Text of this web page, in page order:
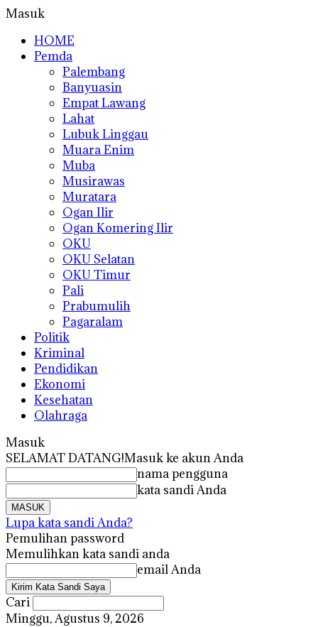
Masuk
HOME
Pemda
Palembang
Banyuasin
Empat Lawang
Lahat
Lubuk Linggau
Muara Enim
Muba
Musirawas
Muratara
Ogan Ilir
Ogan Komering Ilir
OKU
OKU Selatan
OKU Timur
Pali
Prabumulih
Pagaralam
Politik
Kriminal
Pendidikan
Ekonomi
Kesehatan
Olahraga
Masuk
SELAMAT DATANG!Masuk ke akun Anda
nama pengguna
kata sandi Anda
Lupa kata sandi Anda?
Pemulihan password
Memulihkan kata sandi anda
email Anda
Cari
Minggu, Agustus 9, 2026